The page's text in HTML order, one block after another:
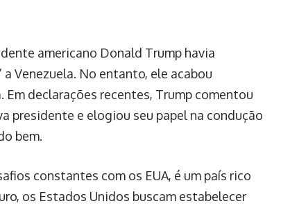
americano Donald Trump havia
a Venezuela. No entanto, ele acabou
declarações recentes, Trump comentou
presidente e elogiou seu papel na condução
bem.
constantes com os EUA, é um país rico
os Estados Unidos buscam estabelecer